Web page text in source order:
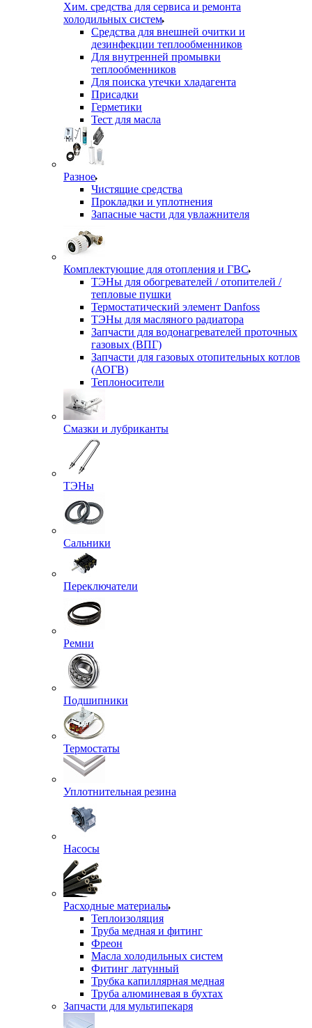
Хим. средства для сервиса и ремонта
холодильных систем
Средства для внешней очитки и
дезинфекции теплообменников
Для внутренней промывки
теплообменников
Для поиска утечки хладагента
Присадки
Герметики
Тест для масла
Разное
Чистящие средства
Прокладки и уплотнения
Запасные части для увлажнителя
Комплектующие для отопления и ГВС
ТЭНы для обогревателей / отопителей /
тепловые пушки
Термостатический элемент Danfoss
ТЭНы для масляного радиатора
Запчасти для водонагревателей проточных
газовых (ВПГ)
Запчасти для газовых отопительных котлов
(АОГВ)
Теплоносители
Смазки и лубриканты
ТЭНы
Сальники
Переключатели
Ремни
Подшипники
Термостаты
Уплотнительная резина
Насосы
Расходные материалы
Теплоизоляция
Труба медная и фитинг
Фреон
Масла холодильных систем
Фитинг латунный
Трубка капиллярная медная
Труба алюминевая в бухтах
Запчасти для мультипекаря